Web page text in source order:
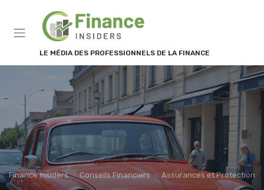
LE MÉDIA DES PROFESSIONNELS DE LA FINANCE
Finance Insiders Conseils Financiers Assurances et Protections